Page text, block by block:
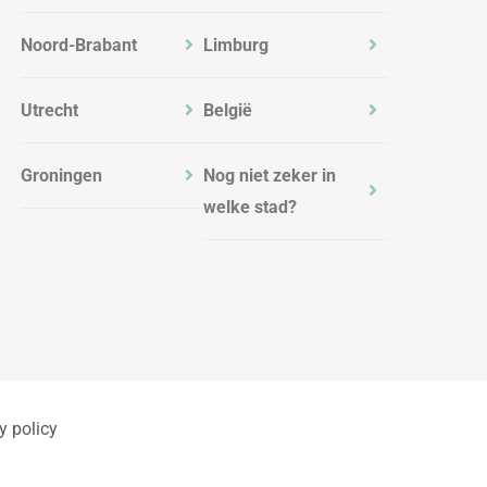
Noord-Brabant
Utrecht
Groningen
Limburg
België
Nog niet zeker in
welke stad?
policy